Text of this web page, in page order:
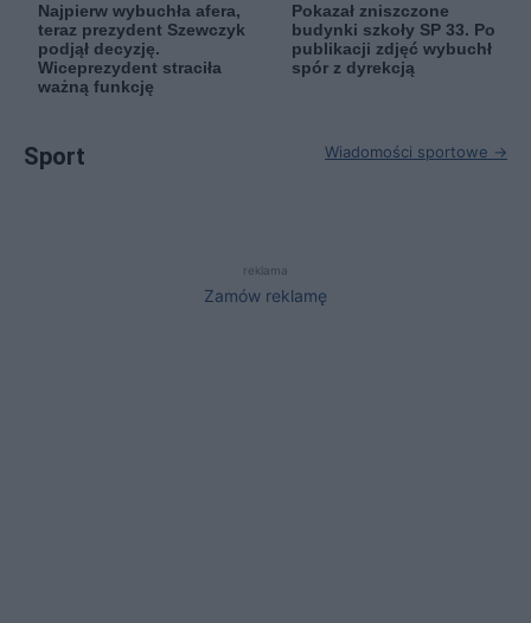
Najpierw wybuchła afera,
teraz prezydent Szewczyk
podjął decyzję.
Wiceprezydent straciła
ważną funkcję
Pokazał zniszczone
budynki szkoły SP 33. Po
publikacji zdjęć wybuchł
spór z dyrekcją
Sport Wiadomości sportowe →
reklama
Zamów reklamę